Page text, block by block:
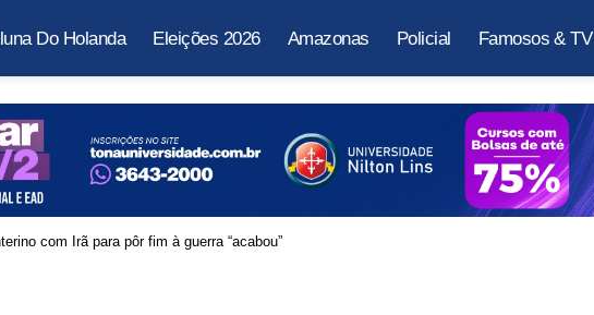
Do Holanda Eleições 2026 Amazonas Policial Famosos & TV
com Irã para pôr fim à guerra “acabou”